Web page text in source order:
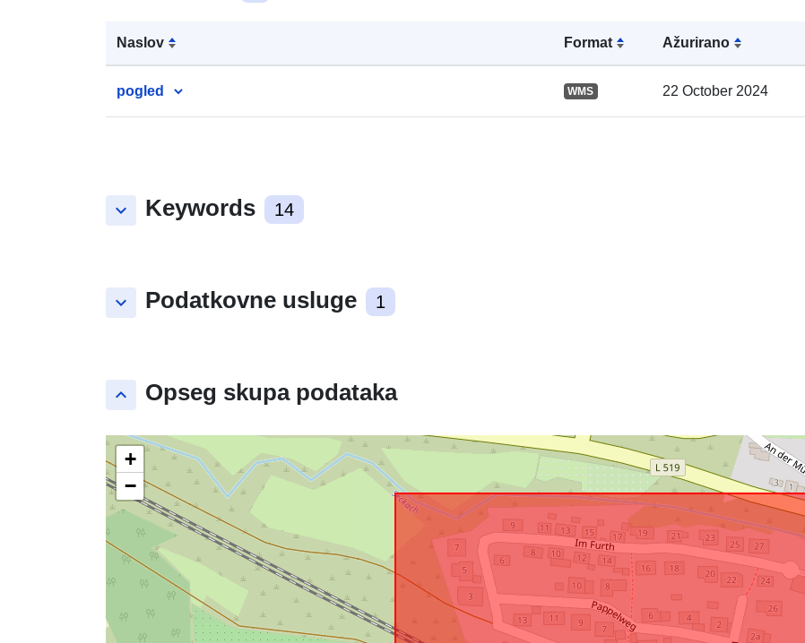
Naslov Formаt Ažurirano
pogled WMS 22 October 2024
keyboard_arrow_down Keywords 14
keyboard_arrow_down Podatkovne usluge 1
keyboard_arrow_up Opseg skupa podataka
+
−